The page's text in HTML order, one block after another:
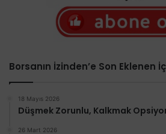
Borsanın İzinden’e Son Eklenen
18 Mayıs 2026
Düşmek Zorunlu, Kalkmak
26 Mart 2026